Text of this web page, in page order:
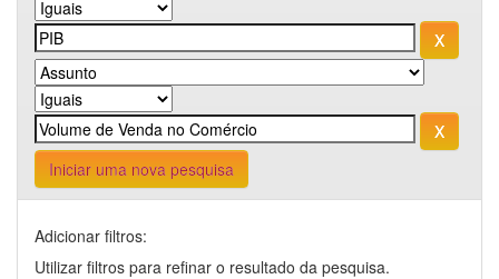
Iniciar uma nova pesquisa
Adicionar filtros:
Utilizar filtros para refinar o resultado da pesquisa.